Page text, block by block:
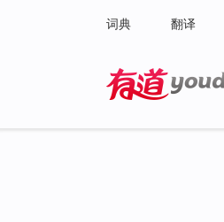
词典 翻译